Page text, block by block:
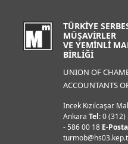
TÜRKİYE
MÜŞAVİRLER
VE YEMİNLİ
BİRLİĞİ
UNION OF
ACCOUNTANTS
İncek Kızılcaşar
AnkaraTel:0 (312)
- 586 00 18 E-